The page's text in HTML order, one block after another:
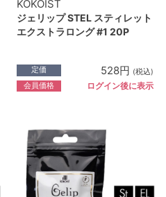
KOKOIST
ジェリップ STEL スティレット
エクストラロング #1 20P
定価 528円 (税込)
会員価格 ログイン後に表示